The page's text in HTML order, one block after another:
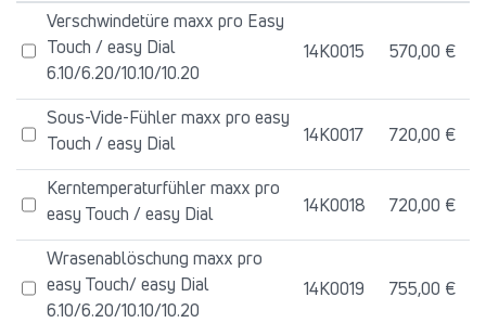
Verschwindetüre maxx pro Easy
Touch / easy Dial
6.10/6.20/10.10/10.20
14K0015 570,00 €
Sous-Vide-Fühler maxx pro easy
Touch / easy Dial
14K0017 720,00 €
Kerntemperaturfühler maxx pro
easy Touch / easy Dial
14K0018 720,00 €
Wrasenablöschung maxx pro
easy Touch/ easy Dial
6.10/6.20/10.10/10.20
14K0019 755,00 €